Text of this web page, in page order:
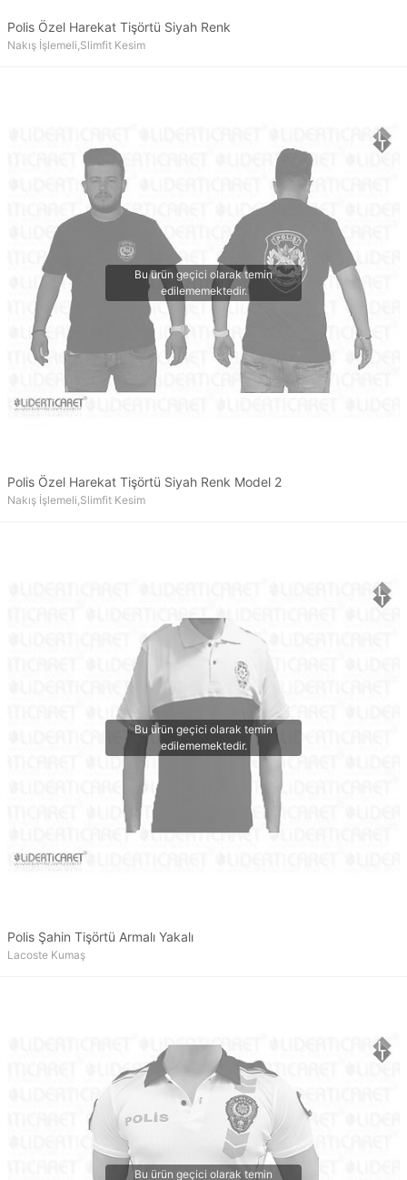
Polis Özel Harekat Tişörtü Siyah Renk
Nakış İşlemeli,Slimfit Kesim
Polis Özel Harekat Tişörtü Siyah Renk Model 2
Nakış İşlemeli,Slimfit Kesim
Polis Şahin Tişörtü Armalı Yakalı
Lacoste Kumaş